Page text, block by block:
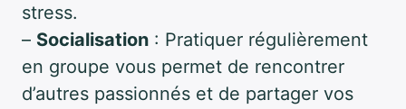
stress.
– Socialisation : Pratiquer régulièrement
en groupe vous permet de rencontrer
d’autres passionnés et de partager vos